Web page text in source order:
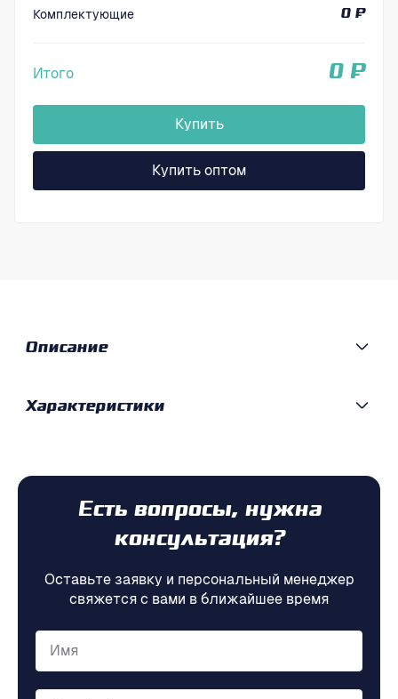
Комплектующие
0 ₽
Итого 0 ₽
Купить
Купить оптом
Описание
Характеристики
Есть вопросы, нужна
консультация?
Оставьте заявку и персональный менеджер
свяжется с вами в ближайшее время
Имя